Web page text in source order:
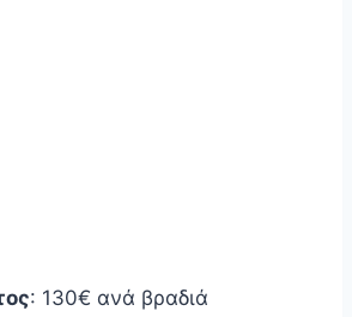
: 130€ ανά βραδιά